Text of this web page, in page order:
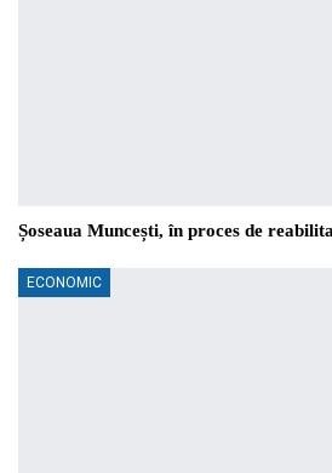
Șoseaua Muncești, în proces de
ECONOMIC